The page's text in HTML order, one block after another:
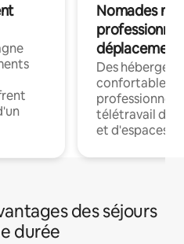
Nomades
déplacement
Des
confortables
professionnels
télétravail
et d'espaces
des séjours
durée